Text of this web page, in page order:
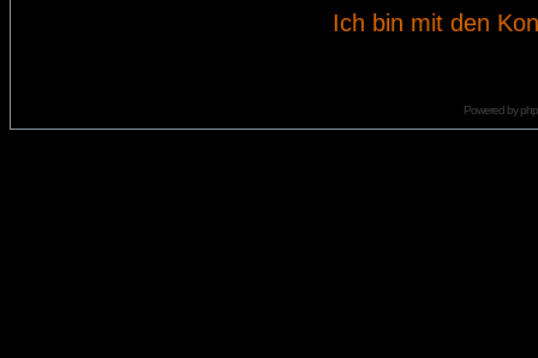
Ich bin mit den
Powered by